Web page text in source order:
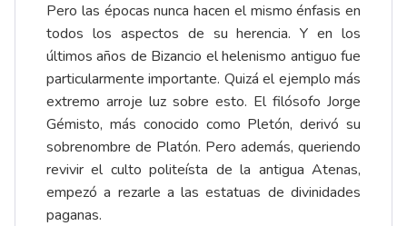
Pero las épocas nunca hacen el mismo énfasis en
todos los aspectos de su herencia. Y en los
últimos años de Bizancio el helenismo antiguo fue
particularmente importante. Quizá el ejemplo más
extremo arroje luz sobre esto. El filósofo Jorge
Gémisto, más conocido como Pletón, derivó su
sobrenombre de Platón. Pero además, queriendo
revivir el culto politeísta de la antigua Atenas,
empezó a rezarle a las estatuas de divinidades
paganas.